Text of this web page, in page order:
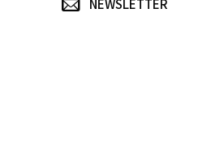
NEWSLETTER